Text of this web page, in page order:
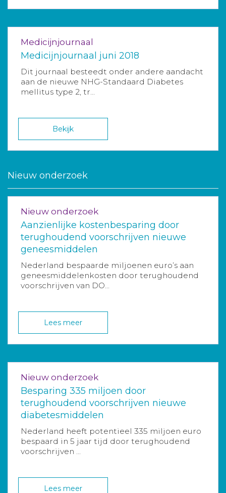
Medicijnjournaal
Medicijnjournaal juni 2018
Dit journaal besteedt onder andere aandacht
aan de nieuwe NHG-Standaard Diabetes
mellitus type 2, tr...
Bekijk
Nieuw onderzoek
Nieuw onderzoek
Aanzienlijke kostenbesparing door
terughoudend voorschrijven nieuwe
geneesmiddelen
Nederland bespaarde miljoenen euro’s aan
geneesmiddelenkosten door terughoudend
voorschrijven van DO...
Lees meer
Nieuw onderzoek
Besparing 335 miljoen door
terughoudend voorschrijven nieuwe
diabetesmiddelen
Nederland heeft potentieel 335 miljoen euro
bespaard in 5 jaar tijd door terughoudend
voorschrijven ...
Lees meer